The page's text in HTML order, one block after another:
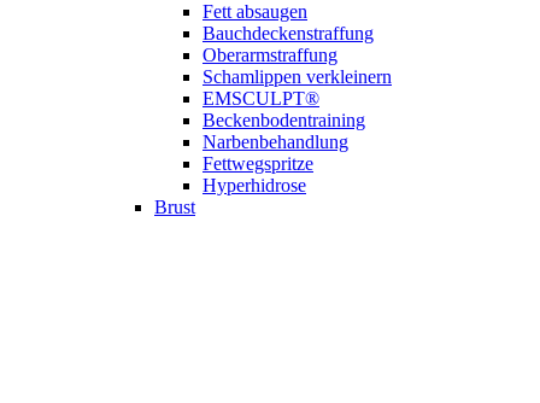
Fett absaugen
Bauchdeckenstraffung
Oberarm­straffung
Schamlippen verkleinern
EMSCULPT®
Beckenbodentraining
Narbenbehandlung
Fettwegspritze
Hyperhidrose
Brust